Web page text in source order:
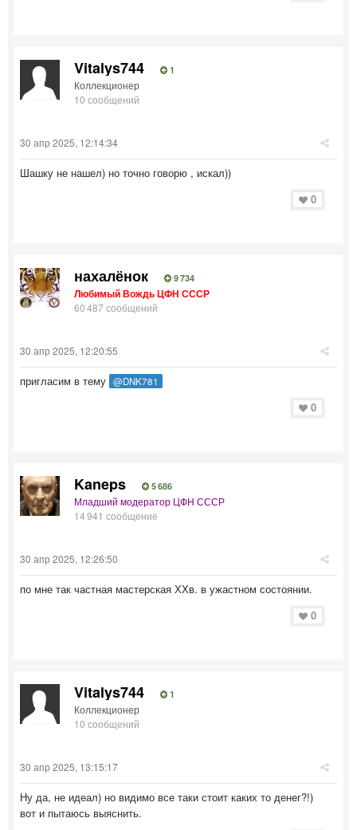
Vitalys744 1
Коллекционер
10 сообщений
30 апр 2025, 12:14:34
Шашку не нашел) но точно говорю , искал))
0
нахалёнок 9 734
Любимый Вождь ЦФН СССР
60 487 сообщений
30 апр 2025, 12:20:55
пригласим в тему @DNK781
0
Kaneps 5 686
Младший модератор ЦФН СССР
14 941 сообщение
30 апр 2025, 12:26:50
по мне так частная мастерская ХХв. в ужастном состоянии.
0
Vitalys744 1
Коллекционер
10 сообщений
30 апр 2025, 13:15:17
Ну да, не идеал) но видимо все таки стоит каких то денег?!)
вот и пытаюсь выяснить.